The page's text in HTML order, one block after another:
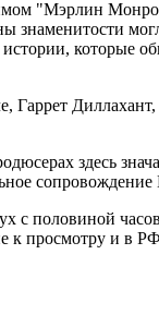
"Мэрлин
знаменитости
которые
Гаррет
здесь
с половиной
к просмотру и в